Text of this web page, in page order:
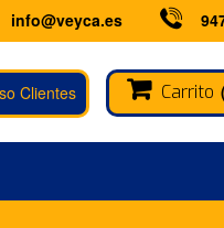
info@veyca.es
Carrito
Clientes